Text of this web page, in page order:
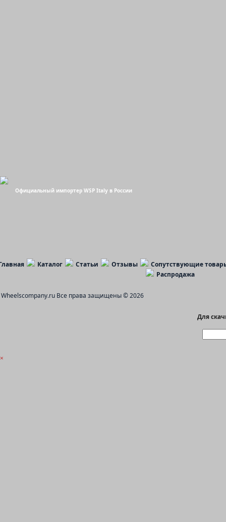
Официальный импортер WSP Italy в России
Каталог Статьи Отзывы
Сопутствующие
Распродажа
Wheelscompany.ru Все права защищены © 2026
Для
×